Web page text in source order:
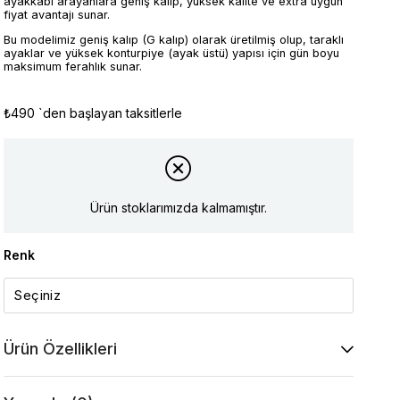
fiyat avantajı sunar.
Bu modelimiz geniş kalıp (G kalıp) olarak üretilmiş olup, taraklı
ayaklar ve yüksek konturpiye (ayak üstü) yapısı için gün boyu
maksimum ferahlık sunar.
₺490 `den başlayan taksitlerle
Ürün stoklarımızda kalmamıştır.
Renk
Ürün Özellikleri